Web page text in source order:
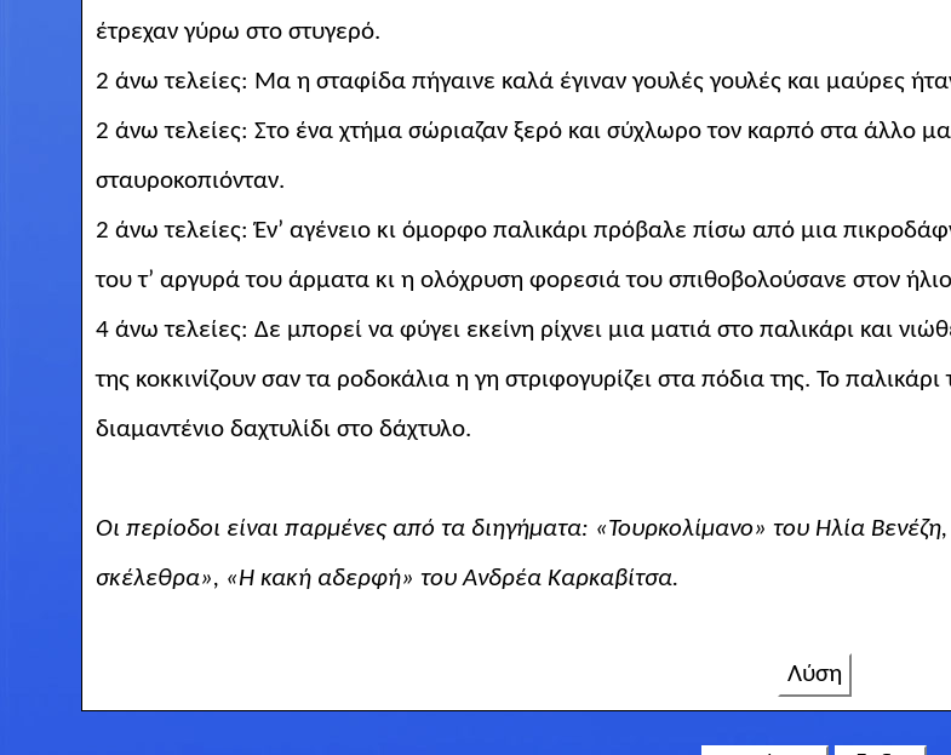
έτρεχαν γύρω στο στυγερό.
2 άνω τελείες: Μα η σταφίδα πήγαινε καλάέγιναν γουλές γουλές και μαύρες
2 άνω τελείες: Στο ένα χτήμα σώριαζαν ξερό και σύχλωρο τον καρπόστα άλλο
σταυροκοπιόνταν.
2 άνω τελείες: Έν’ αγένειο κι όμορφο παλικάρι πρόβαλε πίσω από μια
τουτ’ αργυρά του άρματα κι η ολόχρυση φορεσιά του σπιθοβολούσανε στον
4 άνω τελείες: Δε μπορεί να φύγει εκείνη ρίχνει μια ματιά στο παλικάρι και
της κοκκινίζουν σαν τα ροδοκάλιαη γη στριφογυρίζει στα πόδια της. Το παλικάρι
διαμαντένιο δαχτυλίδι στο δάχτυλο.
Οι περίοδοι είναι παρμένες από τα διηγήματα: «Τουρκολίμανο» του Ηλία
σκέλεθρα», «Η κακή αδερφή» του Ανδρέα Καρκαβίτσα.
Λύση